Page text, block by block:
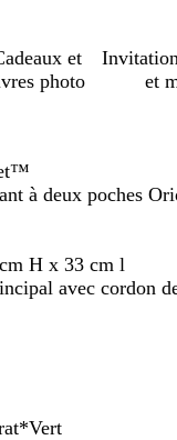
et
photo
et
à deux poches
H x 33 cm l
avec cordon
*Vert